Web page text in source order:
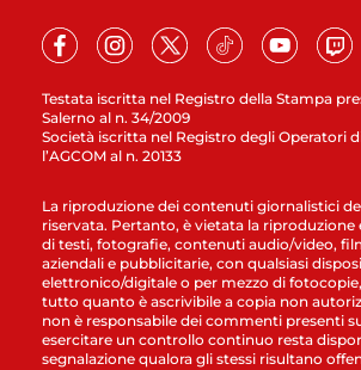
Testata iscritta nel Registro della Stampa
Salerno al n. 34/2009
Società iscritta nel Registro degli Operatori
l’AGCOM al n. 20133
La riproduzione dei contenuti giornalistici
riservata. Pertanto, è vietata la riproduzione
di testi, fotografie, contenuti audio/video,
aziendali e pubblicitarie, con qualsiasi
elettronico/digitale o per mezzo di
tutto quanto è ascrivibile a copia non
non è responsabile dei commenti presenti
esercitare un controllo continuo resta
segnalazione qualora gli stessi risultano